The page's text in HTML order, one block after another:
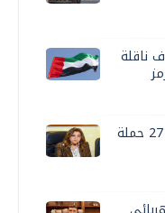
ناقلة
وزيرة التنمية المحلية والبيئة: تنفيذ 27 حملة